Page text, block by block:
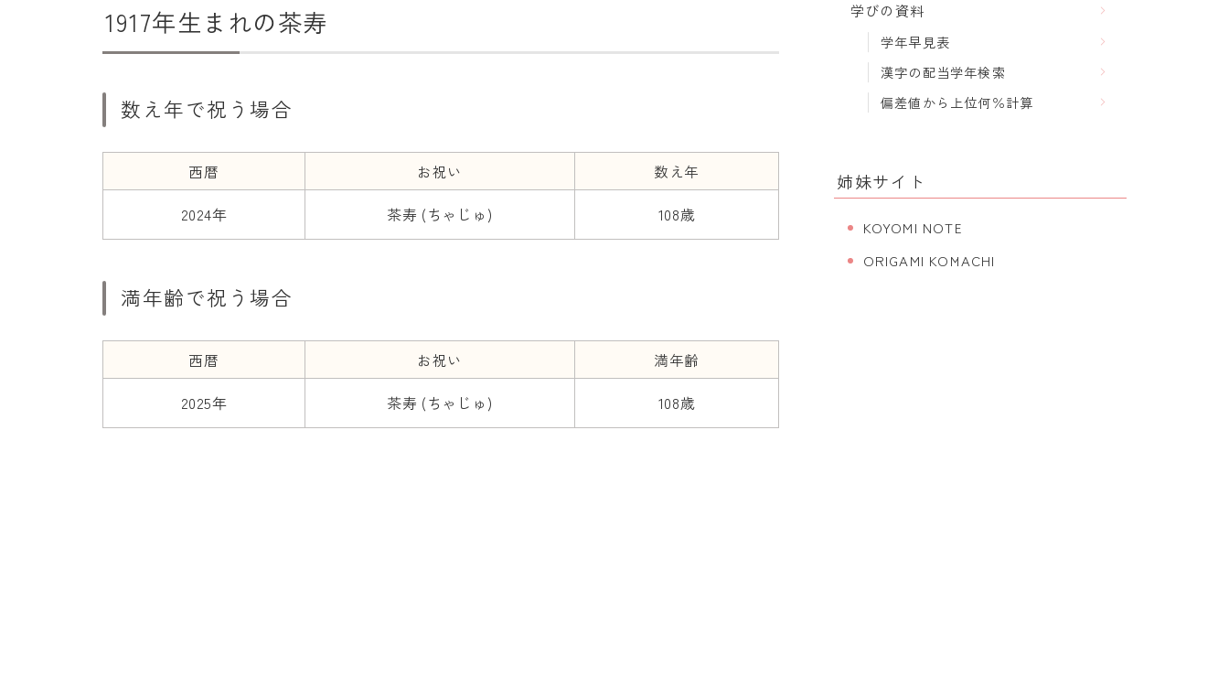
1917年生まれの茶寿
数え年で祝う場合
西暦 お祝い 数え年
2024年 茶寿 (ちゃじゅ) 108歳
満年齢で祝う場合
西暦 お祝い 満年齢
2025年 茶寿 (ちゃじゅ) 108歳
学びの資料
学年早見表
漢字の配当学年検索
偏差値から上位何％計算
姉妹サイト
KOYOMI NOTE
ORIGAMI KOMACHI